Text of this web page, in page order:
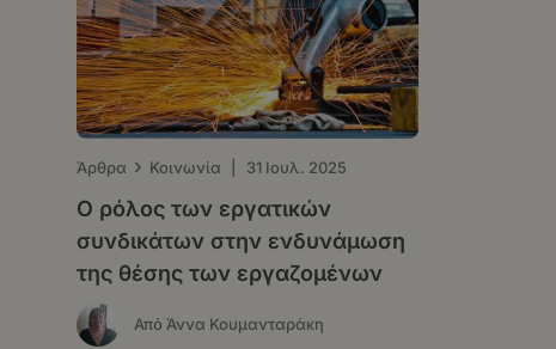
Άρθρα › Κοινωνία 31 Ιουλ. 2025
Ο ρόλος των εργατικών
συνδικάτων στην ενδυνάμωση
της θέσης των εργαζομένων
Από Άννα Κουμανταράκη